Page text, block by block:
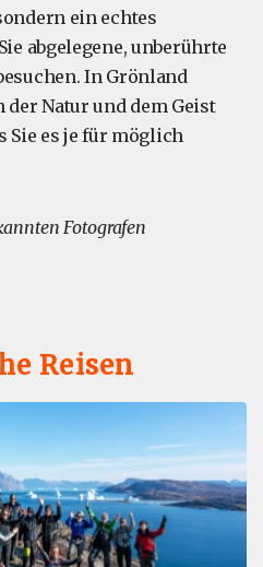
ein echtes
abgelegene, unberührte
In Grönland
der Natur und dem Geist
Sie es je für möglich
Fotografen
Reisen